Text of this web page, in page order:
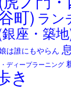
町) ラン
座・築
は誰にもやらん
ディープラーニング
き